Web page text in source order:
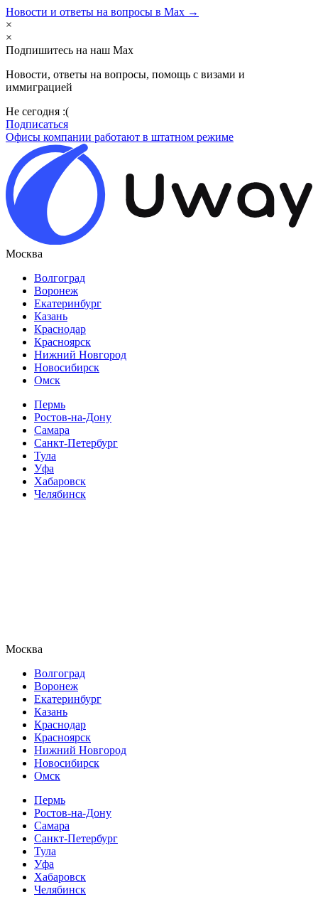
Новости и ответы на вопросы в Max →
×
×
Подпишитесь на наш Max
Новости, ответы на вопросы, помощь с визами и
иммиграцией
Не сегодня :(
Подписаться
Офисы компании работают в штатном режиме
Москва
Волгоград
Воронеж
Екатеринбург
Казань
Краснодар
Красноярск
Нижний Новгород
Новосибирск
Омск
Пермь
Ростов-на-Дону
Самара
Санкт-Петербург
Тула
Уфа
Хабаровск
Челябинск
Москва
Волгоград
Воронеж
Екатеринбург
Казань
Краснодар
Красноярск
Нижний Новгород
Новосибирск
Омск
Пермь
Ростов-на-Дону
Самара
Санкт-Петербург
Тула
Уфа
Хабаровск
Челябинск